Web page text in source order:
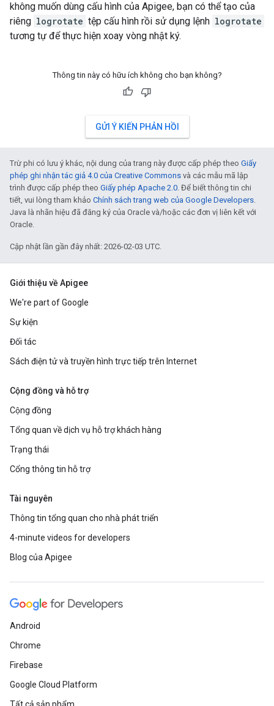
không muốn dùng cấu hình của Apigee, bạn có thể tạo của
riêng logrotate tệp cấu hình rồi sử dụng lệnh logrotate
tương tự để thực hiện xoay vòng nhật ký.
Thông tin này có hữu ích không cho bạn không?
GỬI Ý KIẾN PHẢN HỒI
Trừ phi có lưu ý khác, nội dung của trang này được cấp phép theo Giấy
phép ghi nhận tác giả 4.0 của Creative Commons và các mẫu mã lập
trình được cấp phép theo Giấy phép Apache 2.0. Để biết thông tin chi
tiết, vui lòng tham khảo Chính sách trang web của Google Developers.
Java là nhãn hiệu đã đăng ký của Oracle và/hoặc các đơn vị liên kết với
Oracle.
Cập nhật lần gần đây nhất: 2026-02-03 UTC.
Giới thiệu về Apigee
We're part of Google
Sự kiện
Đối tác
Sách điện tử và truyền hình trực tiếp trên Internet
Cộng đồng và hỗ trợ
Cộng đồng
Tổng quan về dịch vụ hỗ trợ khách hàng
Trạng thái
Cổng thông tin hỗ trợ
Tài nguyên
Thông tin tổng quan cho nhà phát triển
4-minute videos for developers
Blog của Apigee
Android
Chrome
Firebase
Google Cloud Platform